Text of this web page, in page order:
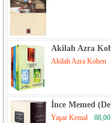
Akilah Azra
Akilah Azra Kohen
İnce Memed
Yaşar Kemal